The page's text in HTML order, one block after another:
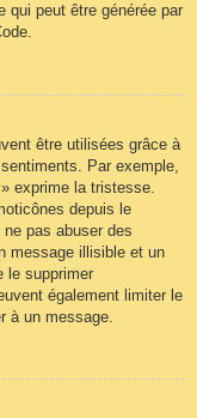
qui peut être générée par
être utilisées grâce à
Par exemple,
exprime la tristesse.
depuis le
pas abuser des
message illisible et un
le supprimer
également limiter le
à un message.